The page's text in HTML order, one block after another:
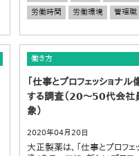
労働時間
労働環境 管理職
働き方
「仕事とプロフェッショナル
する調査（20～50代会社
象）
2020年04月20日
大正製薬は、「仕事とプロフェ